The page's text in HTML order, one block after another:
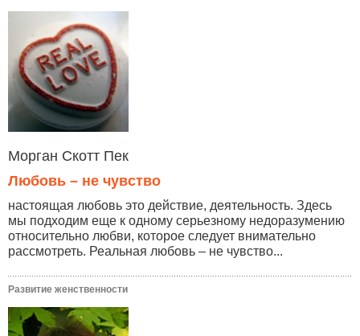
Морган Скотт Пек
Любовь – не чувство
настоящая любовь это действие, деятельность. Здесь
мы подходим еще к одному серьезному недоразумению
относительно любви, которое следует внимательно
рассмотреть. Реальная любовь – не чувство...
Развитие женственности